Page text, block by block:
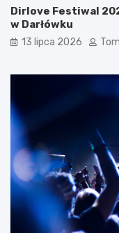
Dirlove Festiwal
w Darłówku
13 lipca 2026